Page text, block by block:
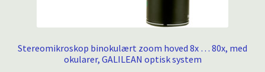
Stereomikroskop binokulært zoom hoved 8x … 80x, med
okularer, GALILEAN optisk system